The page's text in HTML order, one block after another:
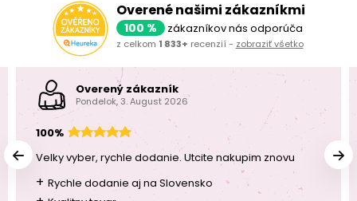
Overené našimi zákazníkmi
100 % zákazníkov nás odporúča
z celkom 1 833+ recenzií - zobraziť všetko
Overený zákazník
Pondelok, 3. August 2026
100%
Velky vyber, rychle dodanie. Utcite nakupim znovu
+ Rychle dodanie aj na Slovensko